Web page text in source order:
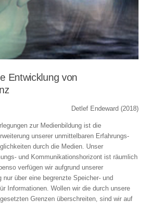
Entwicklung von
Detlef Endeward (2018)
zur Medienbildung ist die
unserer unmittelbaren Erfahrungs-
durch die Medien. Unser
und Kommunikationshorizont ist räumlich
verfügen wir aufgrund unserer
über eine begrenzte Speicher- und
Informationen. Wollen wir die durch unsere
Grenzen überschreiten, sind wir auf